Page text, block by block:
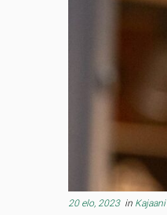
20 elo, 2023in Kajaani